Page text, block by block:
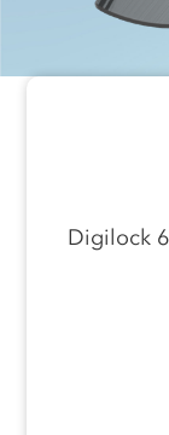
Digilock